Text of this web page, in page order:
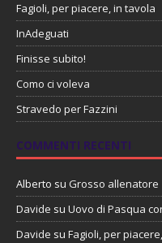
Fagioli, per piacere, in tavola
InAdeguati
Finisse subito!
Como ci voleva
Stravedo per Fazzini
COMMENTI RECENTI
Alberto su Grosso allenatore
Davide su Uovo di Pasqua
Davide su Fagioli, per